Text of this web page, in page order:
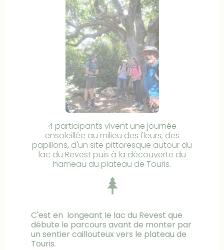
4 participants vivent une journée
ensoleillée au milieu des fleurs, des
papillons, d'un site pittoresque autour du
lac du Revest puis à la découverte du
hameau du plateau de Touris.
C'est en longeant le lac du Revest que
débute le parcours avant de monter par
un sentier caillouteux vers le plateau de
Touris.